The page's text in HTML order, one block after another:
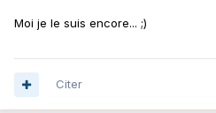
Moi je le suis encore... ;)
Citer